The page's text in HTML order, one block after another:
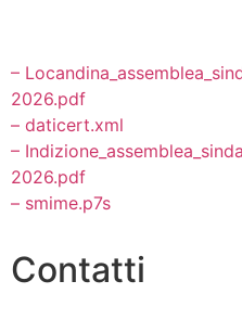
–
2026.pdf
– daticert.xml
–
2026.pdf
– smime.p7s
Contatti